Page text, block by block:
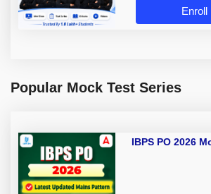
Enroll
Popular Mock Test Series
IBPS PO 2026